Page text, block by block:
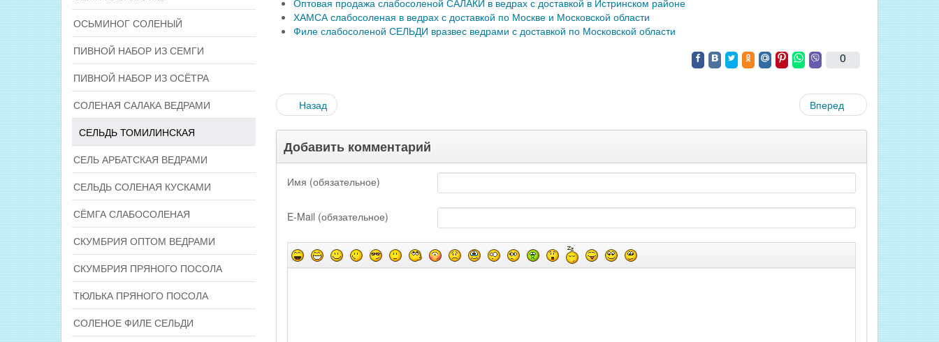
Оптовая продажа слабосоленой САЛАКИ в ведрах с доставкой в Истринском районе
ХАМСА слабосоленая в ведрах с доставкой по Москве и Московской области
Филе слабосоленой СЕЛЬДИ вразвес ведрами с доставкой по Московской области
0
Назад Вперед
Добавить комментарий
Имя (обязательное)
E-Mail (обязательное)
ОСЬМИНОГ СОЛЕНЫЙ
ПИВНОЙ НАБОР ИЗ СЕМГИ
ПИВНОЙ НАБОР ИЗ ОСЁТРА
СОЛЕНАЯ САЛАКА ВЕДРАМИ
СЕЛЬДЬ ТОМИЛИНСКАЯ
СЕЛЬ АРБАТСКАЯ ВЕДРАМИ
СЕЛЬДЬ СОЛЕНАЯ КУСКАМИ
СЁМГА СЛАБОСОЛЕНАЯ
СКУМБРИЯ ОПТОМ ВЕДРАМИ
СКУМБРИЯ ПРЯНОГО ПОСОЛА
ТЮЛЬКА ПРЯНОГО ПОСОЛА
СОЛЕНОЕ ФИЛЕ СЕЛЬДИ